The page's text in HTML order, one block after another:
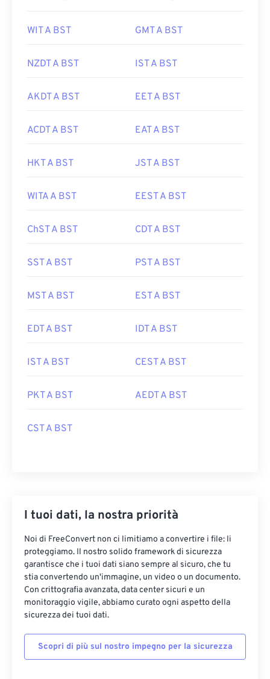
WIT A BST GMT A BST
NZDT A BST IST A BST
AKDT A BST EET A BST
ACDT A BST EAT A BST
HKT A BST JST A BST
WITA A BST EEST A BST
ChST A BST CDT A BST
SST A BST PST A BST
MST A BST EST A BST
EDT A BST IDT A BST
IST A BST CEST A BST
PKT A BST AEDT A BST
CST A BST
I tuoi dati, la nostra priorità
Noi di FreeConvert non ci limitiamo a convertire i file: li
proteggiamo. Il nostro solido framework di sicurezza
garantisce che i tuoi dati siano sempre al sicuro, che tu
stia convertendo un'immagine, un video o un documento.
Con crittografia avanzata, data center sicuri e un
monitoraggio vigile, abbiamo curato ogni aspetto della
sicurezza dei tuoi dati.
Scopri di più sul nostro impegno per la sicurezza